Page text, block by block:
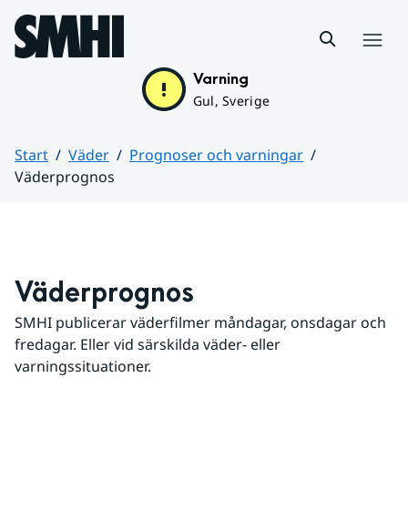
Hoppa till sidans innehåll
Varning
Gul, Sverige
Start Väder
Prognoser och varningar
Väderprognos
Väderprognos
SMHI publicerar väderfilmer måndagar, onsdagar och
fredagar. Eller vid särskilda väder- eller
varningssituationer.